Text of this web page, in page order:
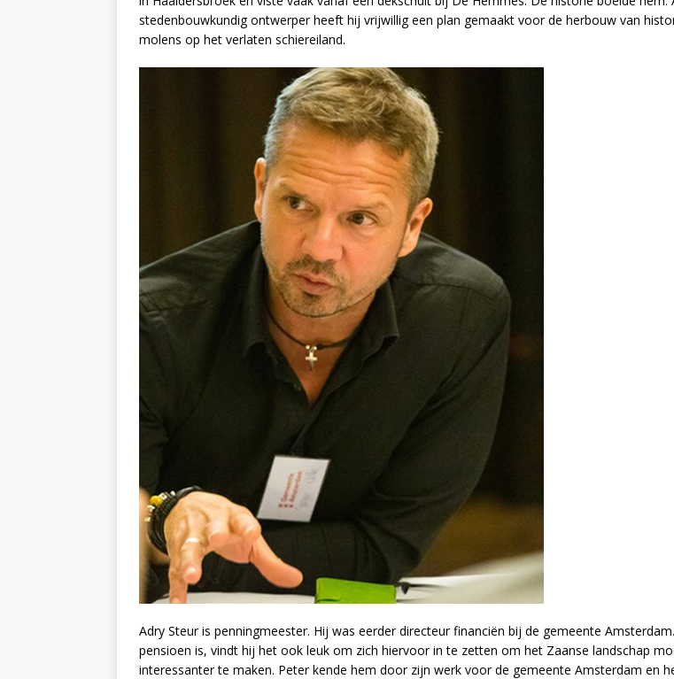
stedenbouwkundig ontwerper heeft hij vrijwillig een plan gemaakt voor de herbouw van
molens op het verlaten schiereiland.
Adry Steur is penningmeester. Hij was eerder directeur financiën bij de gemeente
pensioen is, vindt hij het ook leuk om zich hiervoor in te zetten om het Zaanse landschap
interessanter te maken. Peter kende hem door zijn werk voor de gemeente Amsterdam en